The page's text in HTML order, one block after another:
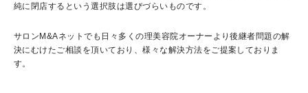
純に閉店するという選択肢は選びづらいものです。
サロンM&Aネットでも日々多くの理美容院オーナーより後継者問題の解
決にむけたご相談を頂いており、様々な解決方法をご提案しておりま
す。